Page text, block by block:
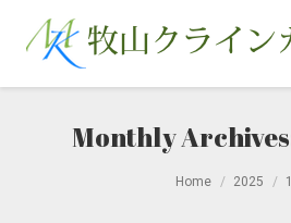
Monthly
Home 2025